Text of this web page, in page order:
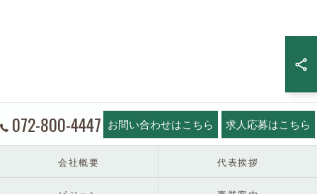
072-800-4447 お問い合わせはこちら 求人応募はこちら
会社概要 代表挨拶